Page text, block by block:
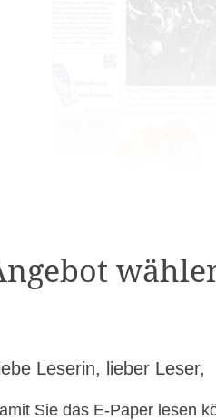
Leserin, lieber Leser,
Sie das E-Paper lesen